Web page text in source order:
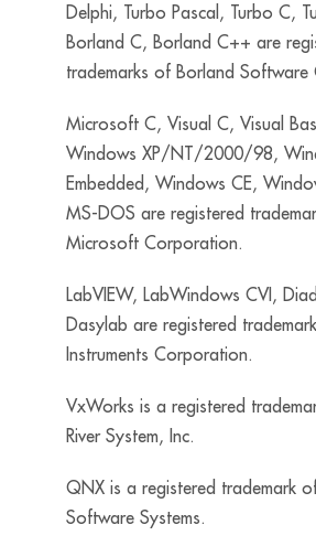
Delphi, Turbo Pascal, Turbo C,
Borland C, Borland C++ are
trademarks of Borland
Microsoft C, Visual C, Visual
Windows XP/NT/2000/98,
Embedded, Windows CE,
MS-DOS are registered
Microsoft Corporation.
LabVIEW, LabWindows CVI,
Dasylab are registered
Instruments Corporation.
VxWorks is a registered
River System, Inc.
QNX is a registered trademark
Software Systems.